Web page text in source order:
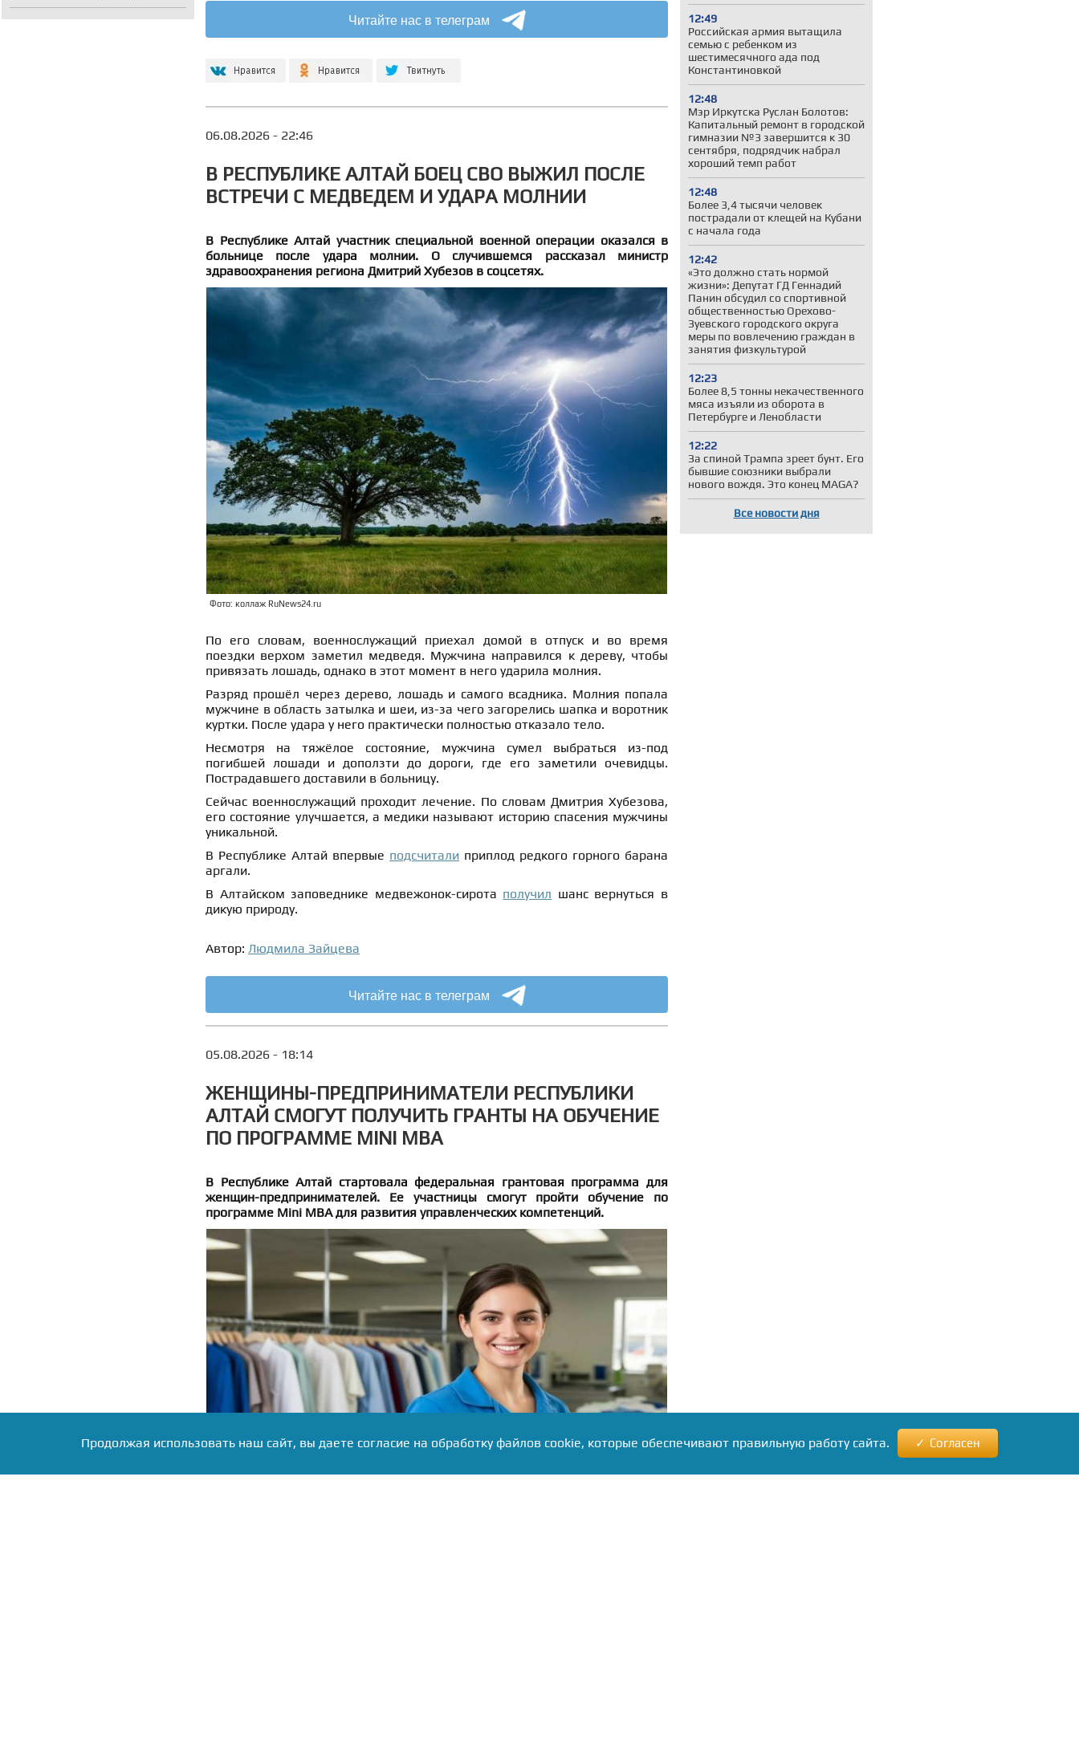
12:49
Российская армия вытащила
семью с ребенком из
шестимесячного ада под
Константиновкой
12:48
Мэр Иркутска Руслан Болотов:
Капитальный ремонт в городской
гимназии №3 завершится к 30
сентября, подрядчик набрал
хороший темп работ
12:48
Более 3,4 тысячи человек
пострадали от клещей на Кубани
с начала года
12:42
«Это должно стать нормой
жизни»: Депутат ГД Геннадий
Панин обсудил со спортивной
общественностью Орехово-
Зуевского городского округа
меры по вовлечению граждан в
занятия физкультурой
12:23
Более 8,5 тонны некачественного
мяса изъяли из оборота в
Петербурге и Ленобласти
12:22
За спиной Трампа зреет бунт. Его
бывшие союзники выбрали
нового вождя. Это конец MAGA?
Все новости дня
Читайте нас в телеграм
06.08.2026 - 22:46
В РЕСПУБЛИКЕ АЛТАЙ БОЕЦ СВО ВЫЖИЛ ПОСЛЕ
ВСТРЕЧИ С МЕДВЕДЕМ И УДАРА МОЛНИИ
В Республике Алтай участник специальной военной операции оказался в
больнице после удара молнии. О случившемся рассказал министр
здравоохранения региона Дмитрий Хубезов в соцсетях.
Фото: коллаж RuNews24.ru
По его словам, военнослужащий приехал домой в отпуск и во время
поездки верхом заметил медведя. Мужчина направился к дереву, чтобы
привязать лошадь, однако в этот момент в него ударила молния.
Разряд прошёл через дерево, лошадь и самого всадника. Молния попала
мужчине в область затылка и шеи, из-за чего загорелись шапка и воротник
куртки. После удара у него практически полностью отказало тело.
Несмотря на тяжёлое состояние, мужчина сумел выбраться из-под
погибшей лошади и доползти до дороги, где его заметили очевидцы.
Пострадавшего доставили в больницу.
Сейчас военнослужащий проходит лечение. По словам Дмитрия Хубезова,
его состояние улучшается, а медики называют историю спасения мужчины
уникальной.
В Республике Алтай впервые подсчитали приплод редкого горного барана
аргали.
В Алтайском заповеднике медвежонок-сирота получил шанс вернуться в
дикую природу.
Автор: Людмила Зайцева
Читайте нас в телеграм
05.08.2026 - 18:14
ЖЕНЩИНЫ-ПРЕДПРИНИМАТЕЛИ РЕСПУБЛИКИ
АЛТАЙ СМОГУТ ПОЛУЧИТЬ ГРАНТЫ НА ОБУЧЕНИЕ
ПО ПРОГРАММЕ MINI MBA
В Республике Алтай стартовала федеральная грантовая программа для
женщин-предпринимателей. Ее участницы смогут пройти обучение по
программе Mini MBA для развития управленческих компетенций.
Продолжая использовать наш сайт, вы даете согласие на обработку файлов cookie, которые обеспечивают правильную работу сайта. Согласен